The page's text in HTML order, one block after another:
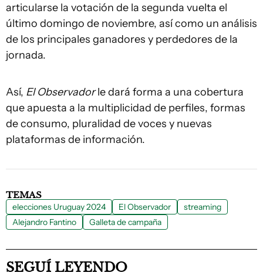
articularse la votación de la segunda vuelta el
último domingo de noviembre, así como un análisis
de los principales ganadores y perdedores de la
jornada.
Así, El Observadorle dará forma a una cobertura
que apuesta a la multiplicidad de perfiles, formas
de consumo, pluralidad de voces y nuevas
plataformas de información.
TEMAS
elecciones Uruguay 2024 El Observador
streaming
Alejandro Fantino
Galleta de campaña
SEGUÍ LEYENDO